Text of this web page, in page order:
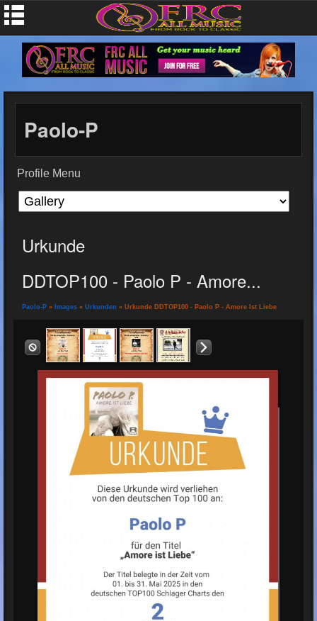
Paolo-P
Profile Menu
Urkunde
DDTOP100 - Paolo P - Amore...
Paolo-P » Images » Urkunden » Urkunde DDTOP100 - Paolo P - Amore Ist Liebe